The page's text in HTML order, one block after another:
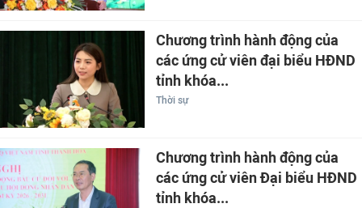
Chương trình hành động của
các ứng cử viên đại biểu HĐND
tỉnh khóa...
Thời sự
Chương trình hành động của
các ứng cử viên Đại biểu HĐND
tỉnh khóa...